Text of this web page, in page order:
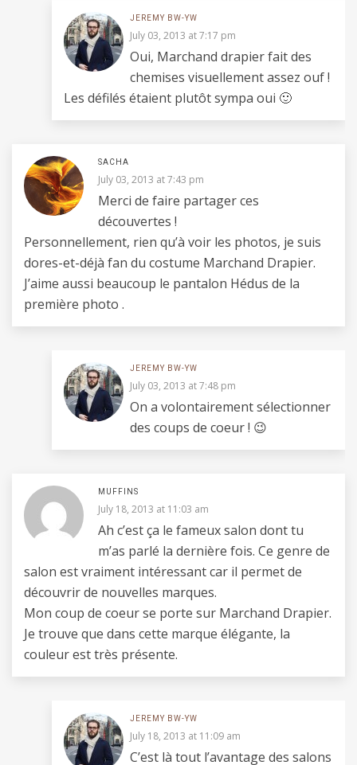
JEREMY BW-YW
July 03, 2013 at 7:17 pm
Oui, Marchand drapier fait des
chemises visuellement assez ouf !
Les défilés étaient plutôt sympa oui 🙂
SACHA
July 03, 2013 at 7:43 pm
Merci de faire partager ces
découvertes !
Personnellement, rien qu’à voir les photos, je suis
dores-et-déjà fan du costume Marchand Drapier.
J’aime aussi beaucoup le pantalon Hédus de la
première photo .
JEREMY BW-YW
July 03, 2013 at 7:48 pm
On a volontairement sélectionner
des coups de coeur ! 😉
MUFFINS
July 18, 2013 at 11:03 am
Ah c’est ça le fameux salon dont tu
m’as parlé la dernière fois. Ce genre de
salon est vraiment intéressant car il permet de
découvrir de nouvelles marques.
Mon coup de coeur se porte sur Marchand Drapier.
Je trouve que dans cette marque élégante, la
couleur est très présente.
JEREMY BW-YW
July 18, 2013 at 11:09 am
C’est là tout l’avantage des salons